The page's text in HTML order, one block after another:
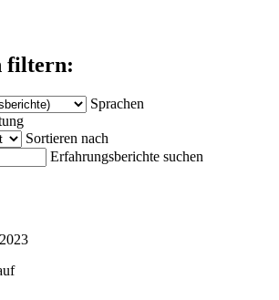
filtern:
Sprachen
Sortieren nach
Erfahrungsberichte suchen